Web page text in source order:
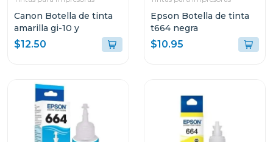
Canon Botella de tinta
amarilla gi-10 y
$12.50
Epson Botella de tinta
t664 negra
$10.95